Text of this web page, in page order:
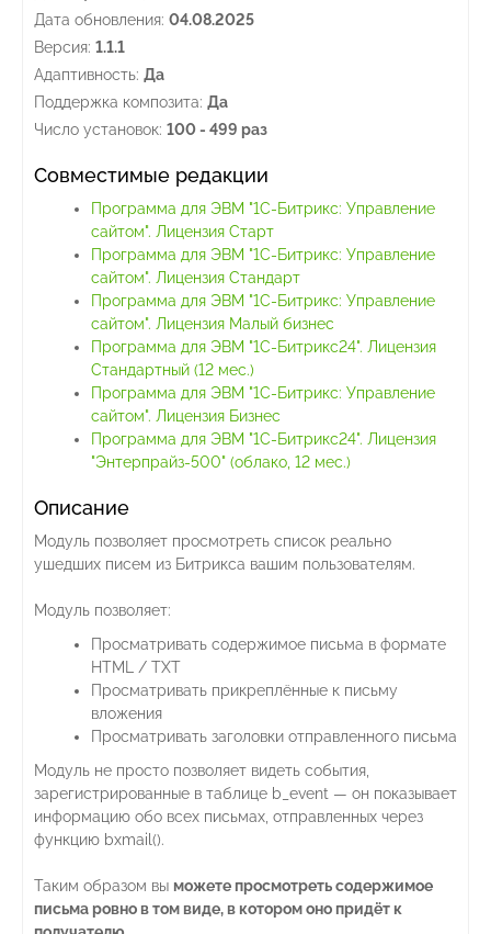
Дата обновления: 04.08.2025
Версия: 1.1.1
Адаптивность: Да
Поддержка композита: Да
Число установок: 100 - 499 раз
Совместимые редакции
Программа для ЭВМ "1С-Битрикс: Управление
сайтом". Лицензия Старт
Программа для ЭВМ "1С-Битрикс: Управление
сайтом". Лицензия Стандарт
Программа для ЭВМ "1С-Битрикс: Управление
сайтом". Лицензия Малый бизнес
Программа для ЭВМ "1С-Битрикс24". Лицензия
Стандартный (12 мес.)
Программа для ЭВМ "1С-Битрикс: Управление
сайтом". Лицензия Бизнес
Программа для ЭВМ "1С-Битрикс24". Лицензия
"Энтерпрайз-500" (облако, 12 мес.)
Описание
Модуль позволяет просмотреть список реально
ушедших писем из Битрикса вашим пользователям.
Модуль позволяет:
Просматривать содержимое письма в формате
HTML / TXT
Просматривать прикреплённые к письму
вложения
Просматривать заголовки отправленного письма
Модуль не просто позволяет видеть события,
зарегистрированные в таблице b_event — он показывает
информацию обо всех письмах, отправленных через
функцию bxmail().
Таким образом вы можете просмотреть содержимое
письма ровно в том виде, в котором оно придёт к